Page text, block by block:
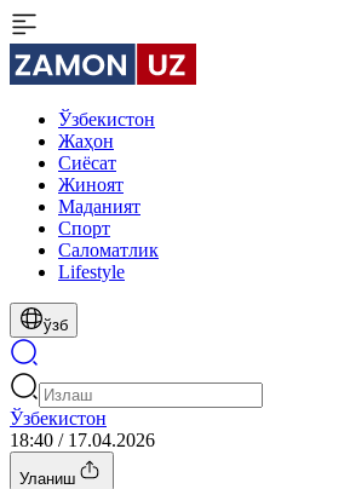
Ўзбекистон
Жаҳон
Сиёсат
Жиноят
Маданият
Спорт
Cаломатлик
Lifestyle
ўзб
Ўзбекистон
18:40 / 17.04.2026
Уланиш